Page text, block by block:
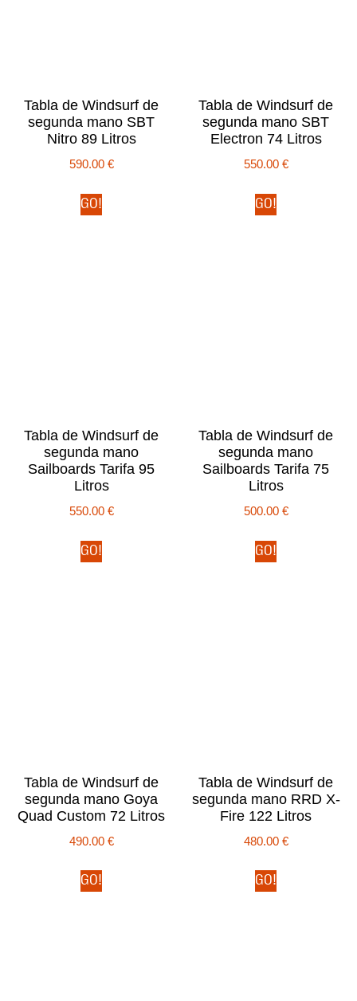
Tabla de Windsurf de
segunda mano SBT
Nitro 89 Litros
590.00 €
GO!
Tabla de Windsurf de
segunda mano SBT
Electron 74 Litros
550.00 €
GO!
Tabla de Windsurf de
segunda mano
Sailboards Tarifa 95
Litros
550.00 €
GO!
Tabla de Windsurf de
segunda mano
Sailboards Tarifa 75
Litros
500.00 €
GO!
Tabla de Windsurf de
segunda mano Goya
Quad Custom 72 Litros
490.00 €
GO!
Tabla de Windsurf de
segunda mano RRD X-
Fire 122 Litros
480.00 €
GO!